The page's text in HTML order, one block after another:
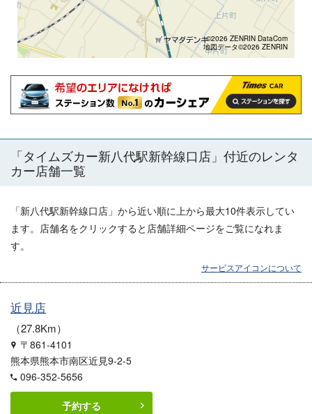
©2026 ZENRIN DataCom
地図データ©2026 ZENRIN
「タイムズカー新八代駅新幹線口店 」付近のレンタ
カー店舗一覧
「新八代駅新幹線口店 」から近い順に上から最大10件表示してい
ます。店舗名をクリックすると店舗詳細ページをご覧になれま
す。
サービスアイコンについて
近見店
27.8Km
〒861-4101
熊本県熊本市南区近見9-2-5
096-352-5656
予約する